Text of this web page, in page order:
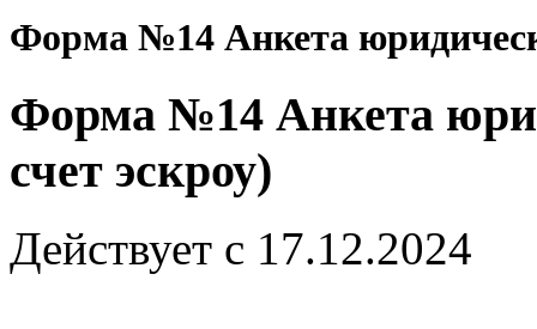
Форма №14 Анкета
Форма №14 Анкета
счет эскроу)
Действует с 17.12.2024